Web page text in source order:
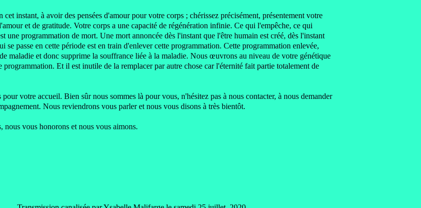
instant, à avoir des pensées d'amour pour votre corps ; chérissez précisément, présentement votre
et de gratitude. Votre corps a une capacité de régénération infinie. Ce qui l'empêche, ce qui
une programmation de mort. Une mort annoncée dès l'instant que l'être humain est créé, dès l'instant
se passe en cette période est en train d'enlever cette programmation. Cette programmation enlevée,
maladie et donc supprime la souffrance liée à la maladie. Nous œuvrons au niveau de votre génétique
programmation. Et il est inutile de la remplacer par autre chose car l'éternité fait partie totalement de
pour votre accueil. Bien sûr nous sommes là pour vous, n'hésitez pas à nous contacter, à nous demander
Nous reviendrons vous parler et nous vous disons à très bientôt.
nous vous honorons et nous vous aimons.